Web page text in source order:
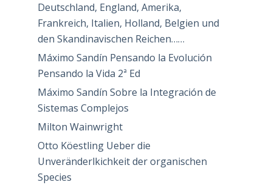
Deutschland, England, Amerika,
Frankreich, Italien, Holland, Belgien und
den Skandinavischen Reichen……
Máximo Sandín Pensando la Evolución
Pensando la Vida 2ª Ed
Máximo Sandín Sobre la Integración de
Sistemas Complejos
Milton Wainwright
Otto Köestling Ueber die
Unveränderlkichkeit der organischen
Species